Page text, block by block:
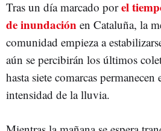
Tras un día marcado porel
de inundación en Cataluña, la
comunidad empieza a
aún se percibirán los últimos
hasta siete comarcas permanecen
intensidad de la lluvia.